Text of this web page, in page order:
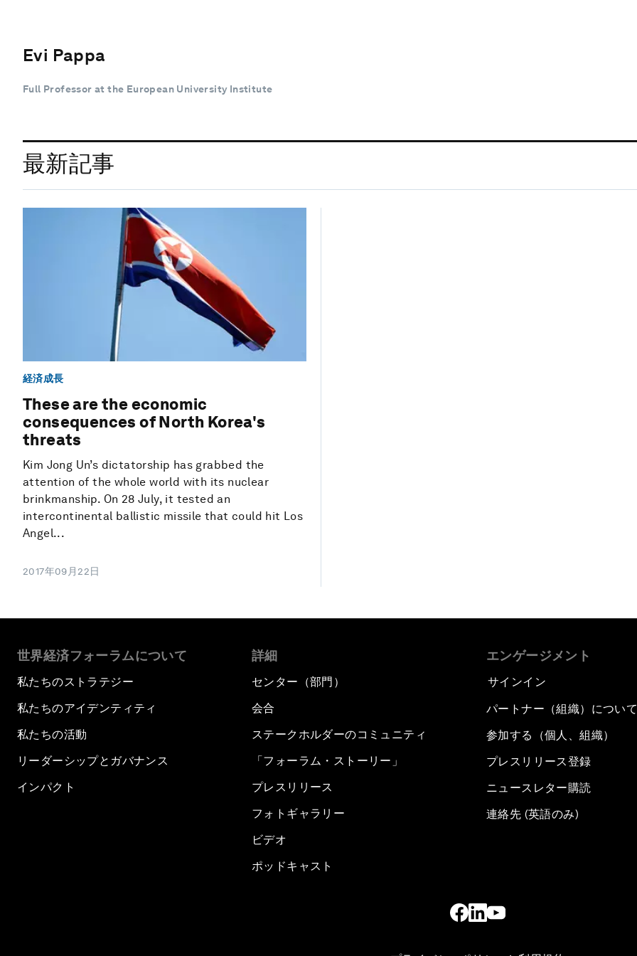
Evi Pappa
Full Professor at the European University Institute
最新記事
経済成長
These are the economic
consequences of North Korea's
threats
Kim Jong Un’s dictatorship has grabbed the
attention of the whole world with its nuclear
brinkmanship. On 28 July, it tested an
intercontinental ballistic missile that could hit Los
Angel...
2017年09月22日
世界経済フォーラムについて
私たちのストラテジー
私たちのアイデンティティ
私たちの活動
リーダーシップとガバナンス
インパクト
詳細
センター（部門）
会合
ステークホルダーのコミュニティ
「フォーラム・ストーリー」
プレスリリース
フォトギャラリー
ビデオ
ポッドキャスト
エンゲージメント
サインイン
パートナー（組織）について
参加する（個人、組織）
プレスリリース登録
ニュースレター購読
連絡先 (英語のみ)